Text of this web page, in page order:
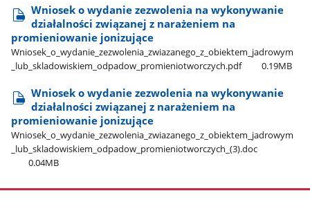
Wniosek o wydanie zezwolenia na wykonywanie
działalności związanej z narażeniem na
promieniowanie jonizujące
Wniosek​_o​_wydanie​_zezwolenia​_zwiazanego​_z​_obiektem​_jadrowym​
_lub​_skladowiskiem​_odpadow​_promieniotworczych.pdf
0.19MB
Wniosek o wydanie zezwolenia na wykonywanie
działalności związanej z narażeniem na
promieniowanie jonizujące
Wniosek​_o​_wydanie​_zezwolenia​_zwiazanego​_z​_obiektem​_jadrowym​
_lub​_skladowiskiem​_odpadow​_promieniotworczych​_(3).doc
0.04MB